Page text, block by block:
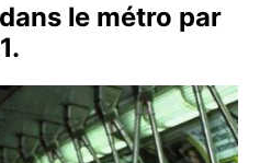
le métro par